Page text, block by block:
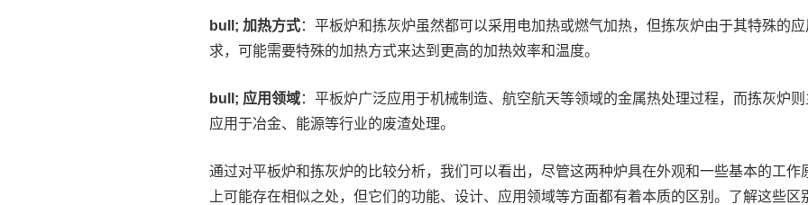
bull; 加热方式：平板炉和拣灰炉虽然都可以采用电加热或燃气加热，但拣灰炉由于其特殊的应
求，可能需要特殊的加热方式来达到更高的加热效率和温度。
bull; 应用领域：平板炉广泛应用于机械制造、航空航天等领域的金属热处理过程，而拣灰炉
应用于冶金、能源等行业的废渣处理。
通过对平板炉和拣灰炉的比较分析，我们可以看出，尽管这两种炉具在外观和一些基本的工作
上可能存在相似之处，但它们的功能、设计、应用领域等方面都有着本质的区别。了解这些区